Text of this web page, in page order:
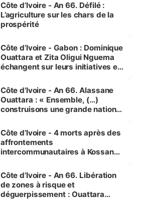
Côte d’Ivoire - An 66. Défilé :
L’agriculture sur les chars de la
prospérité
Côte d’Ivoire - Gabon : Dominique
Ouattara et Zita Oligui Nguema
échangent sur leurs initiatives en
enfants
Côte d’Ivoire - An 66. Alassane
Ouattara : « Ensemble, (…)
construisons une grande nation
générations futures »
Côte d’Ivoire - 4 morts après des
affrontements
intercommunautaires à Kossandji
milieu des sinistrés
Côte d’Ivoire - An 66. Libération
de zones à risque et
déguerpissement : Ouattara